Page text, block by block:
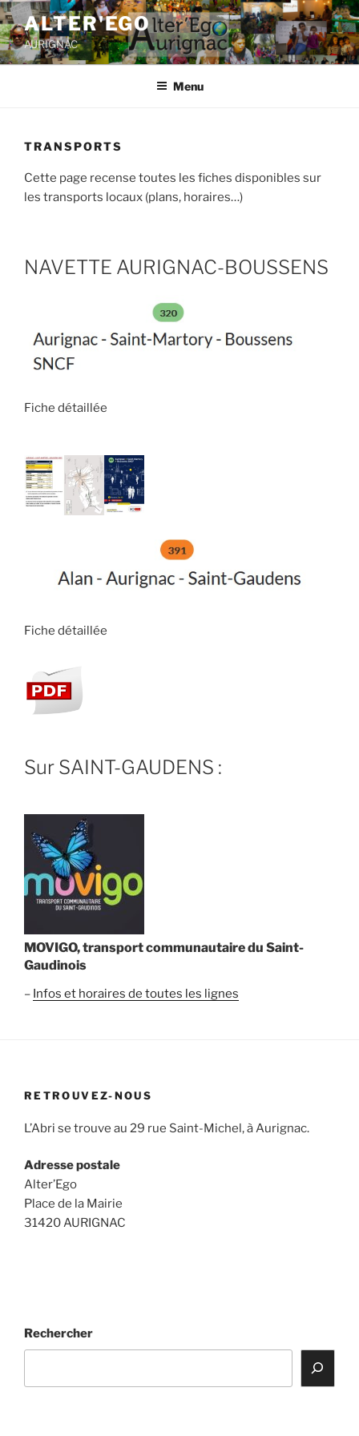
ALTER'EGO
AURIGNAC
Menu
TRANSPORTS
Cette page recense toutes les fiches disponibles sur
les transports locaux (plans, horaires…)
NAVETTE AURIGNAC-BOUSSENS
Fiche détaillée
Fiche détaillée
Sur SAINT-GAUDENS :
MOVIGO, transport communautaire du Saint-
Gaudinois
– Infos et horaires de toutes les lignes
RETROUVEZ-NOUS
L’Abri se trouve au 29 rue Saint-Michel, à Aurignac.
Adresse postale
Alter’Ego
Place de la Mairie
31420 AURIGNAC
Rechercher